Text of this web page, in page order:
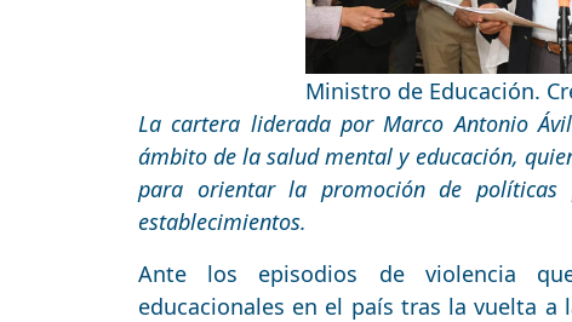
Ministro de Educación.
La cartera liderada por Marco Antonio
ámbito de la salud mental y educación,
para orientar la promoción de políticas
establecimientos.
Ante los episodios de violencia
educacionales en el país tras la vuelta